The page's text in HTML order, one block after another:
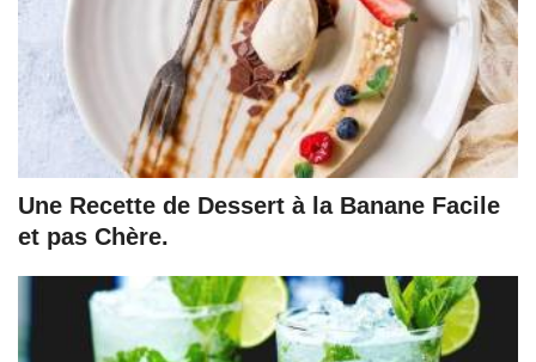
Une Recette de Dessert à la Banane Facile
et pas Chère.